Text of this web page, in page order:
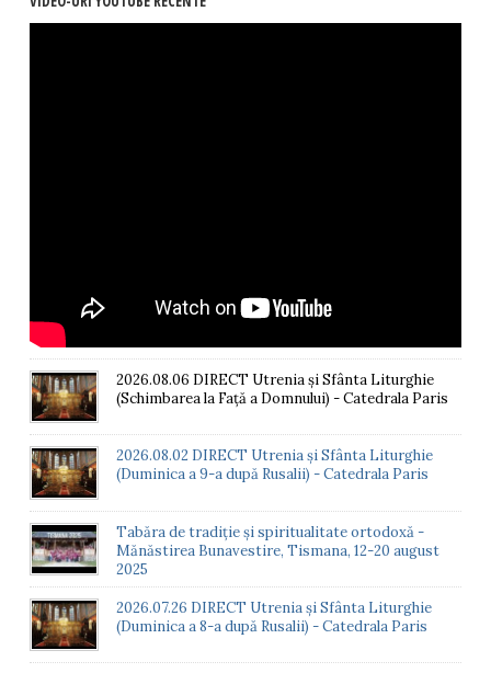
2026.08.06 DIRECT Utrenia și Sfânta Liturghie
(Schimbarea la Față a Domnului) - Catedrala Paris
2026.08.02 DIRECT Utrenia și Sfânta Liturghie
(Duminica a 9-a după Rusalii) - Catedrala Paris
Tabăra de tradiție și spiritualitate ortodoxă -
Mănăstirea Bunavestire, Tismana, 12-20 august
2025
2026.07.26 DIRECT Utrenia și Sfânta Liturghie
(Duminica a 8-a după Rusalii) - Catedrala Paris